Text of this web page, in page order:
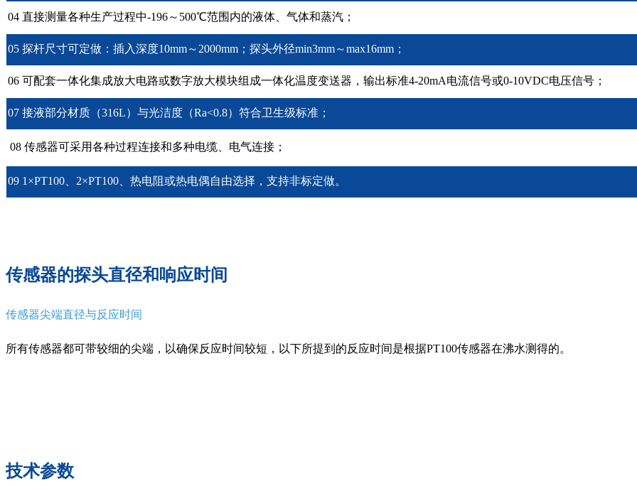
04 直接测量各种生产过程中-196～500℃范围内的液体、气体和蒸汽；
05 探杆尺寸可定做：插入深度10mm～2000mm；探头外径min3mm～max16mm；
06 可配套一体化集成放大电路或数字放大模块组成一体化温度变送器，输出标准4-20mA电流信号或0-10VDC电压信号；
07 接液部分材质（316L）与光洁度（Ra<0.8）符合卫生级标准；
08 传感器可采用各种过程连接和多种电缆、电气连接；
09 1×PT100、2×PT100、热电阻或热电偶自由选择，支持非标定做。
传感器的探头直径和响应时间
传感器尖端直径与反应时间
所有传感器都可带较细的尖端，以确保反应时间较短，以下所提到的反应时间是根据PT100传感器在沸水测得的。
技术参数